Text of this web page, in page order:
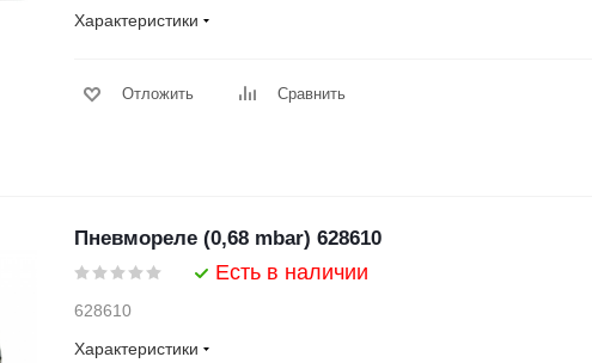
Характеристики
Отложить Сравнить
Пневмореле (0,68 mbar) 628610
Есть в наличии
628610
Характеристики